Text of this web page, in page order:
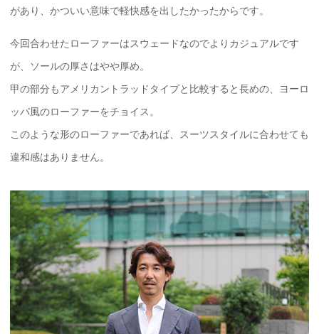
があり、かついい意味で軽快感を出したかったからです。
今回合わせたローファーはスウェードなのでよりカジュアルです
が、ソールの厚さはやや厚め。
甲の部分もアメリカントラッドタイプと比較すると長めの、ヨーロ
ッパ風のローファーをチョイス。
このような形のローファーであれば、スーツスタイルに合わせても
違和感はありません。